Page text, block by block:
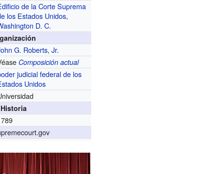
de la Corte Suprema
los Estados Unidos,
D. C.
G. Roberts, Jr.
Composición actual
judicial federal de los
Unidos
Historia